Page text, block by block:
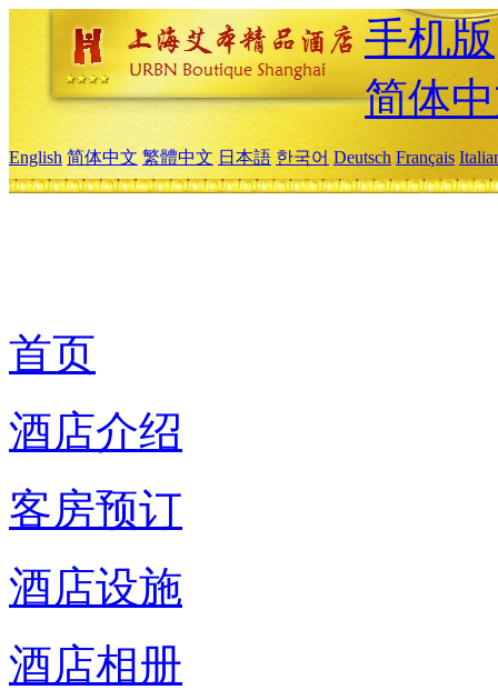
手机版
简体
English 简体中文 繁體中文 日本語 한국어 Deutsch Français
首页
酒店介绍
客房预订
酒店设施
酒店相册